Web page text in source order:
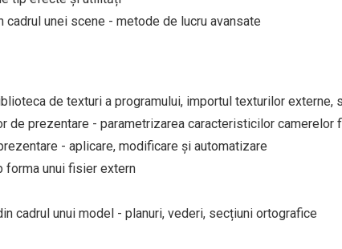
unei scene - metode de lucru avansate
de texturi a programului, importul texturilor
de prezentare - parametrizarea caracteristicilor camerelor
- aplicare, modificare și automatizare
forma unui fisier extern
cadrul unui model - planuri, vederi, secțiuni ortografice